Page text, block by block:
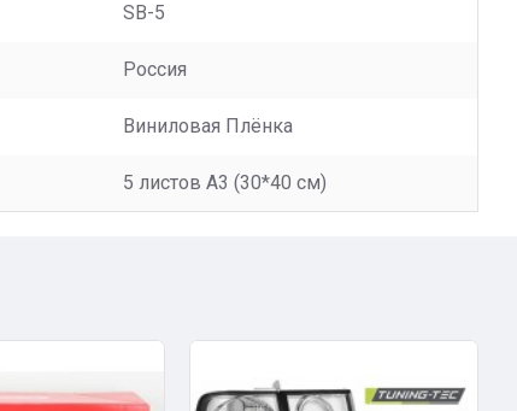
SB-5
Россия
Виниловая Плёнка
5 листов A3 (30*40 см)